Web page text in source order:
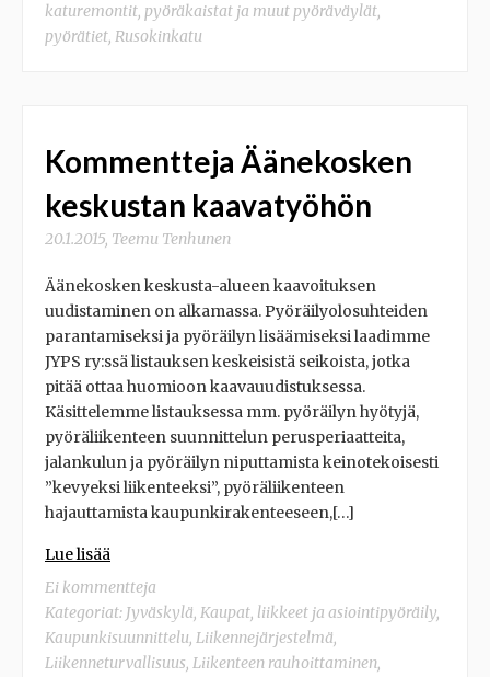
katuremontit, pyöräkaistat ja muut pyöräväylät,
pyörätiet, Rusokinkatu
Kommentteja Äänekosken
keskustan kaavatyöhön
20.1.2015, Teemu Tenhunen
Äänekosken keskusta-alueen kaavoituksen
uudistaminen on alkamassa. Pyöräilyolosuhteiden
parantamiseksi ja pyöräilyn lisäämiseksi laadimme
JYPS ry:ssä listauksen keskeisistä seikoista, jotka
pitää ottaa huomioon kaavauudistuksessa.
Käsittelemme listauksessa mm. pyöräilyn hyötyjä,
pyöräliikenteen suunnittelun perusperiaatteita,
jalankulun ja pyöräilyn niputtamista keinotekoisesti
”kevyeksi liikenteeksi”, pyöräliikenteen
hajauttamista kaupunkirakenteeseen,[…]
Lue lisää
Ei kommentteja
Kategoriat: Jyväskylä, Kaupat, liikkeet ja asiointipyöräily,
Kaupunkisuunnittelu, Liikennejärjestelmä,
Liikenneturvallisuus, Liikenteen rauhoittaminen,